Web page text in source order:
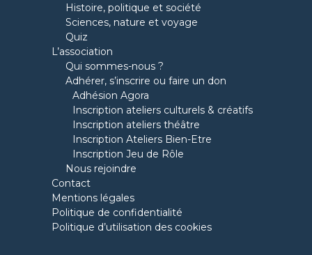
Histoire, politique et société
Sciences, nature et voyage
Quiz
L’association
Qui sommes-nous ?
Adhérer, s’inscrire ou faire un don
Adhésion Agora
Inscription ateliers culturels & créatifs
Inscription ateliers théâtre
Inscription Ateliers Bien-Etre
Inscription Jeu de Rôle
Nous rejoindre
Contact
Mentions légales
Politique de confidentialité
Politique d’utilisation des cookies